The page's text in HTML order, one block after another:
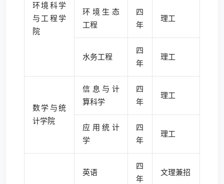
环境科学
与工程学
院
环境生态
工程
四
年
理工
水务工程
四
年
理工
数学与统
计学院
信息与计
算科学
四
年
理工
应用统计
学
四
年
理工
英语
四
年
文理兼招